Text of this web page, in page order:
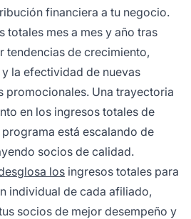
financiera a tu negocio.
totales mes a mes y año tras
tendencias de crecimiento,
la efectividad de nuevas
promocionales. Una trayectoria
en los ingresos totales de
está escalando de
socios de calidad.
los ingresos totales para
individual de cada afiliado,
socios de mejor desempeño y